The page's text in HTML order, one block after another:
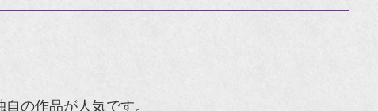
の作品が人気です。